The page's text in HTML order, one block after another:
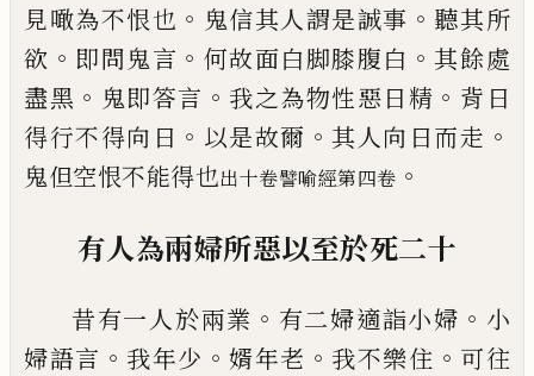
見噉為不恨也 。 鬼信其人謂是誠事 。 聽其所
欲 。 即問鬼言 。 何故面白脚膝腹白 。其餘處
盡黑 。 鬼即答言 。 我之為物性惡日精 。 背日
得行不得向日 。 以是故爾 。其人向日而走 。
鬼但空恨不能得也出十卷譬喻經第四卷 。
有人為兩婦所惡以至於死二十
昔有一人於兩業 。 有二婦適詣小婦 。 小
婦語言 。 我年少 。婿年老 。 我不樂住 。 可往